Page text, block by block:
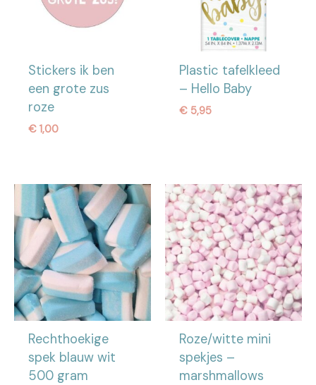
Stickers ik ben
een grote zus
roze
€1,00
Plastic tafelkleed
– Hello Baby
€5,95
Rechthoekige
spek blauw wit
500 gram
Roze/witte mini
spekjes –
marshmallows